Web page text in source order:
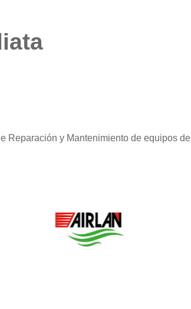
Reparación y Mantenimiento de equipos de